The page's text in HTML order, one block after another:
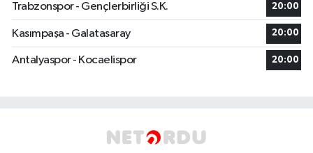
Trabzonspor - Gençlerbirliği S.K. 20:00
Kasımpaşa - Galatasaray 20:00
Antalyaspor - Kocaelispor 20:00